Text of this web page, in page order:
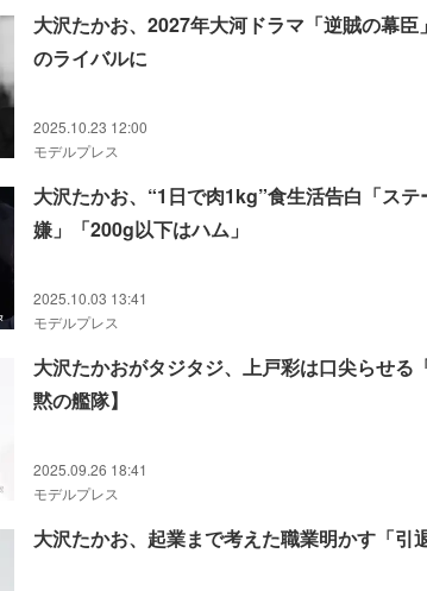
大沢たかお、2027年大河ドラマ「逆賊の幕
のライバルに
2025.10.23 12:00
モデルプレス
大沢たかお、“1日で肉1kg”食生活告白「ス
嫌」「200g以下はハム」
2025.10.03 13:41
モデルプレス
大沢たかおがタジタジ、上戸彩は口尖らせ
黙の艦隊】
2025.09.26 18:41
モデルプレス
大沢たかお、起業まで考えた職業明かす「引